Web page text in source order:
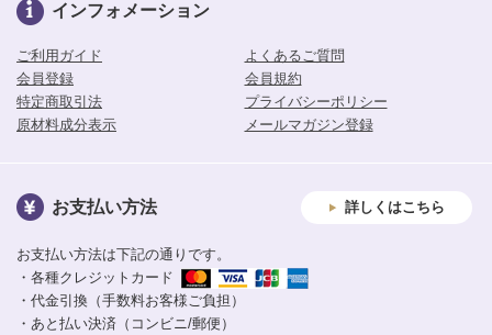
インフォメーション
ご利用ガイド
よくあるご質問
会員登録
会員規約
特定商取引法
プライバシーポリシー
原材料成分表示
メールマガジン登録
お支払い方法 詳しくはこちら
お支払い方法は下記の通りです。
・各種クレジットカード
・代金引換（手数料お客様ご負担）
・あと払い決済（コンビニ/郵便）